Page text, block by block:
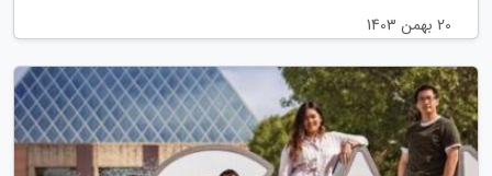
20 بهمن 1403